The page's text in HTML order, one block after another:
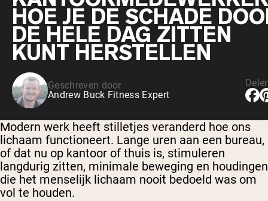
Shop All Vegan Protein
HOE JE DE SCHADE
DE HELE DAG ZITTEN
KUNT HERSTELLEN
Geschreven door
Andrew Buck Fitness Expert
Modern werk heeft stilletjes veranderd hoe ons
lichaam functioneert. Lange uren aan een bureau,
of dat nu op kantoor of thuis is, stimuleren
langdurig zitten, minimale beweging en houdingen
die het menselijk lichaam nooit bedoeld was om
vol te houden.